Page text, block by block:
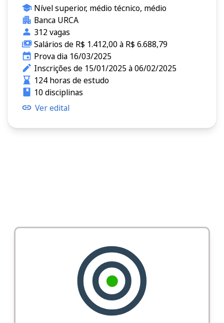
Nível superior, médio técnico, médio
Banca URCA
312 vagas
Salários de R$ 1.412,00 à R$ 6.688,79
Prova dia 16/03/2025
Inscrições de 15/01/2025 à 06/02/2025
124 horas de estudo
10 disciplinas
Ver edital